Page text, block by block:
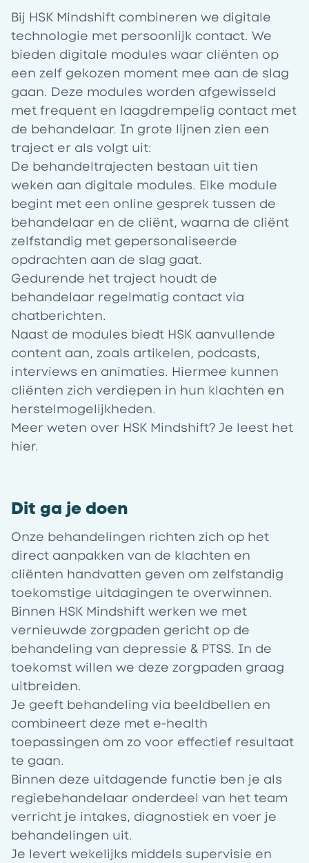
Bij HSK Mindshift combineren we digitale
technologie met persoonlijk contact. We
bieden digitale modules waar cliënten op
een zelf gekozen moment mee aan de slag
gaan. Deze modules worden afgewisseld
met frequent en laagdrempelig contact met
de behandelaar. In grote lijnen zien een
traject er als volgt uit:
De behandeltrajecten bestaan uit tien
weken aan digitale modules. Elke module
begint met een online gesprek tussen de
behandelaar en de cliënt, waarna de cliënt
zelfstandig met gepersonaliseerde
opdrachten aan de slag gaat.
Gedurende het traject houdt de
behandelaar regelmatig contact via
chatberichten.
Naast de modules biedt HSK aanvullende
content aan, zoals artikelen, podcasts,
interviews en animaties. Hiermee kunnen
cliënten zich verdiepen in hun klachten en
herstelmogelijkheden.
Meer weten over HSK Mindshift? Je leest het
hier.
Dit ga je doen
Onze behandelingen richten zich op het
direct aanpakken van de klachten en
cliënten handvatten geven om zelfstandig
toekomstige uitdagingen te overwinnen.
Binnen HSK Mindshift werken we met
vernieuwde zorgpaden gericht op de
behandeling van depressie & PTSS. In de
toekomst willen we deze zorgpaden graag
uitbreiden.
Je geeft behandeling via beeldbellen en
combineert deze met e-health
toepassingen om zo voor effectief resultaat
te gaan.
Binnen deze uitdagende functie ben je als
regiebehandelaar onderdeel van het team
verricht je intakes, diagnostiek en voer je
behandelingen uit.
Je levert wekelijks middels supervisie en